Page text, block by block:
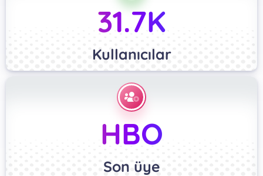
31.7K
Kullanıcılar
HBO
Son üye